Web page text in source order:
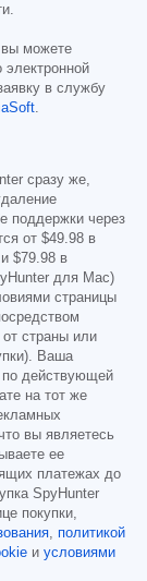
вы можете
в службу
сразу же,
поддержки через
от $49.98 в
$79.98 в
для Mac)
страницы
страны или
Ваша
по действующей
на тот же
вы являетесь
ее
платежах до
SpyHunter
покупки,
политикой
и условиями